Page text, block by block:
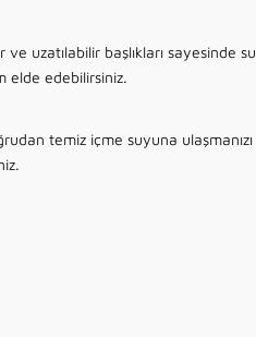
uzatılabilir başlıkları sayesinde su
elde edebilirsiniz.
temiz içme suyuna ulaşmanızı